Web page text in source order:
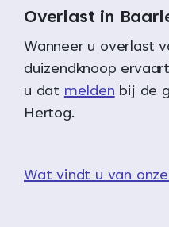
Overlast in
Wanneer u overlast
duizendknoop
u dat melden bij de
Hertog.
Wat vindt u van